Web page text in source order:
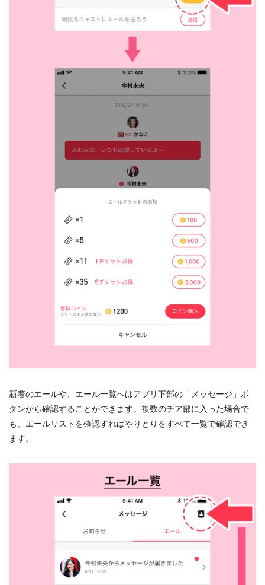
新着のエールや、エール一覧へはアプリ下部の「メッセージ」ボ
タンから確認することができます。複数のチア部に入った場合で
も、エールリストを確認すればやりとりをすべて一覧で確認でき
ます。